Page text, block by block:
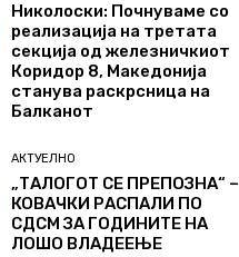
Николоски: Почнуваме со
реализација на третата
секција од железничкиот
Коридор 8, Македонија
станува раскрсница на
Балканот
АКТУЕЛНО
„ТАЛОГОТ СЕ ПРЕПОЗНА“ –
КОВАЧКИ РАСПАЛИ ПО
СДСМ ЗА ГОДИНИТЕ НА
ЛОШО ВЛАДЕЕЊЕ